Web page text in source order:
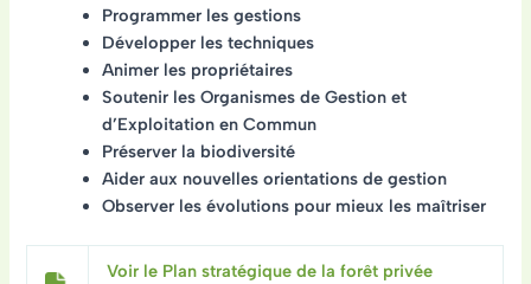
Programmer les gestions
Développer les techniques
Animer les propriétaires
Soutenir les Organismes de Gestion et
d’Exploitation en Commun
Préserver la biodiversité
Aider aux nouvelles orientations de gestion
Observer les évolutions pour mieux les maîtriser
Voir le Plan stratégique de la forêt privée